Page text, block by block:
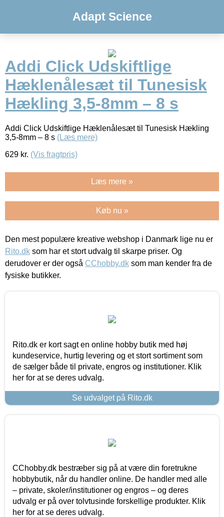
Adapt Science
Addi Click Udskiftlige
Hæklenålesæt til Tunesisk
Hækling 3,5-8mm – 8 s
Addi Click Udskiftlige Hæklenålesæt til Tunesisk Hækling
3,5-8mm – 8 s (Læs mere)
629 kr. (Vis fragtpris)
Læs mere »
Køb nu »
Den mest populære kreative webshop i Danmark lige nu er
Rito.dk som har et stort udvalg til skarpe priser. Og
derudover er der også CChobby.dk som man kender fra de
fysiske butikker.
Rito.dk er kort sagt en online hobby butik med høj
kundeservice, hurtig levering og et stort sortiment som
de sælger både til private, engros og institutioner. Klik
her for at se deres udvalg.
Se udvalget på Rito.dk
CChobby.dk bestræber sig på at være din foretrukne
hobbybutik, når du handler online. De handler med alle
– private, skoler/institutioner og engros – og deres
udvalg er på over tolvtusinde forskellige produkter. Klik
her for at se deres udvalg.